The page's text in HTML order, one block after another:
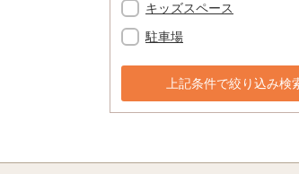
キッズスペース
駐車場
上記条件で絞り込み検